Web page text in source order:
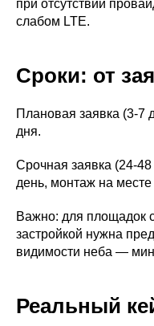
при отсутствии
слабом LTE.
Сроки: от
Плановая заявка (3-7
дня.
Срочная заявка (24-
день, монтаж на месте
Важно: для площадок
застройкой нужна
видимости неба —
Реальный